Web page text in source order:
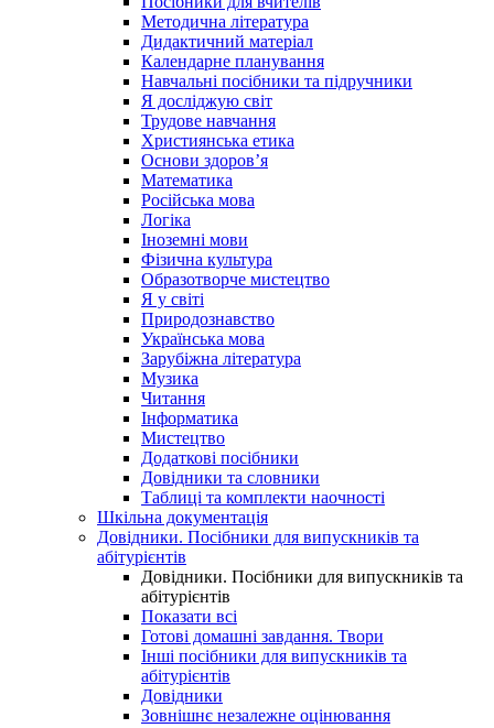
Методична література
Дидактичний матеріал
Календарне планування
Навчальні посібники та підручники
Я досліджую світ
Трудове навчання
Християнська етика
Основи здоров’я
Математика
Російська мова
Логіка
Іноземні мови
Фізична культура
Образотворче мистецтво
Я у світі
Природознавство
Українська мова
Зарубіжна література
Музика
Читання
Інформатика
Мистецтво
Додаткові посібники
Довідники та словники
Таблиці та комплекти наочності
Шкільна документація
Довідники. Посібники для випускників та
абітурієнтів
Довідники. Посібники для випускників та
абітурієнтів
Показати всі
Готові домашні завдання. Твори
Інші посібники для випускників та
абітурієнтів
Довідники
Зовнішнє незалежне оцінювання